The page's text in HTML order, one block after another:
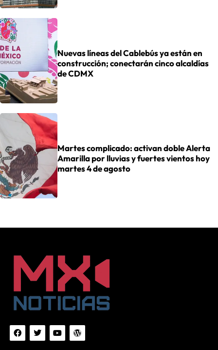
Nuevas líneas del Cablebús ya están en
construcción; conectarán cinco alcaldías
de CDMX
Martes complicado: activan doble Alerta
Amarilla por lluvias y fuertes vientos hoy
martes 4 de agosto